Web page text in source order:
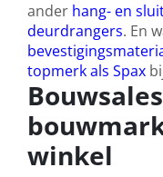
ander hang- en
deurdrangers. En
topmerk als Spax
winkel